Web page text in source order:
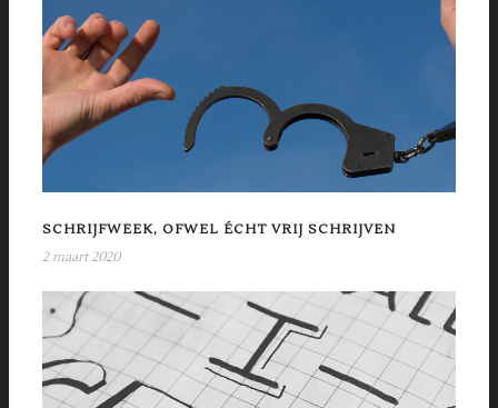
SCHRIJFWEEK, OFWEL ÉCHT VRIJ SCHRIJVEN
2 maart 2020